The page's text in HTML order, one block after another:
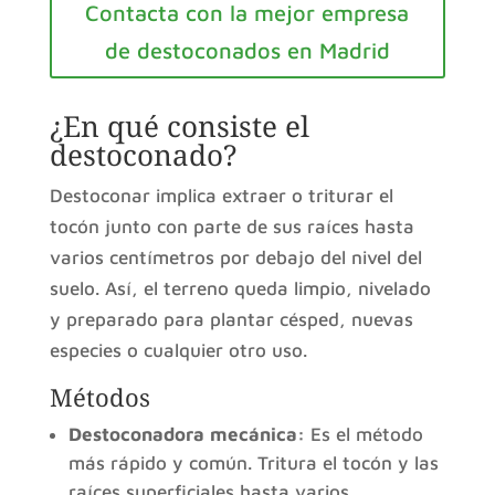
Contacta con la mejor empresa
de destoconados en Madrid
¿En qué consiste el
destoconado?
Destoconar implica extraer o triturar el
tocón junto con parte de sus raíces hasta
varios centímetros por debajo del nivel del
suelo. Así, el terreno queda limpio, nivelado
y preparado para plantar césped, nuevas
especies o cualquier otro uso.
Métodos
Destoconadora mecánica: Es el método
más rápido y común. Tritura el tocón y las